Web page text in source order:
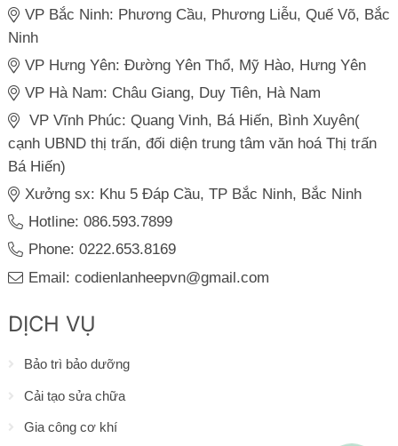
VP Bắc Ninh: Phương Cầu, Phương Liễu, Quế Võ, Bắc
Ninh
VP Hưng Yên: Đường Yên Thổ, Mỹ Hào, Hưng Yên
VP Hà Nam: Châu Giang, Duy Tiên, Hà Nam
VP Vĩnh Phúc: Quang Vinh, Bá Hiến, Bình Xuyên(
cạnh UBND thị trấn, đối diện trung tâm văn hoá Thị trấn
Bá Hiến)
Xưởng sx: Khu 5 Đáp Cầu, TP Bắc Ninh, Bắc Ninh
Hotline: 086.593.7899
Phone: 0222.653.8169
Email: codienlanheepvn@gmail.com
DỊCH VỤ
Bảo trì bảo dưỡng
Cải tạo sửa chữa
Gia công cơ khí